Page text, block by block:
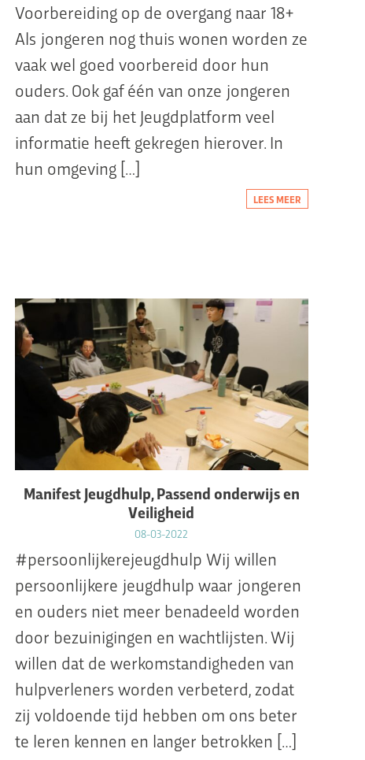
Voorbereiding op de overgang naar 18+
Als jongeren nog thuis wonen worden ze
vaak wel goed voorbereid door hun
ouders. Ook gaf één van onze jongeren
aan dat ze bij het Jeugdplatform veel
informatie heeft gekregen hierover. In
hun omgeving […]
LEES MEER
Manifest Jeugdhulp, Passend onderwijs en
Veiligheid
08-03-2022
#persoonlijkerejeugdhulp Wij willen
persoonlijkere jeugdhulp waar jongeren
en ouders niet meer benadeeld worden
door bezuinigingen en wachtlijsten. Wij
willen dat de werkomstandigheden van
hulpverleners worden verbeterd, zodat
zij voldoende tijd hebben om ons beter
te leren kennen en langer betrokken […]